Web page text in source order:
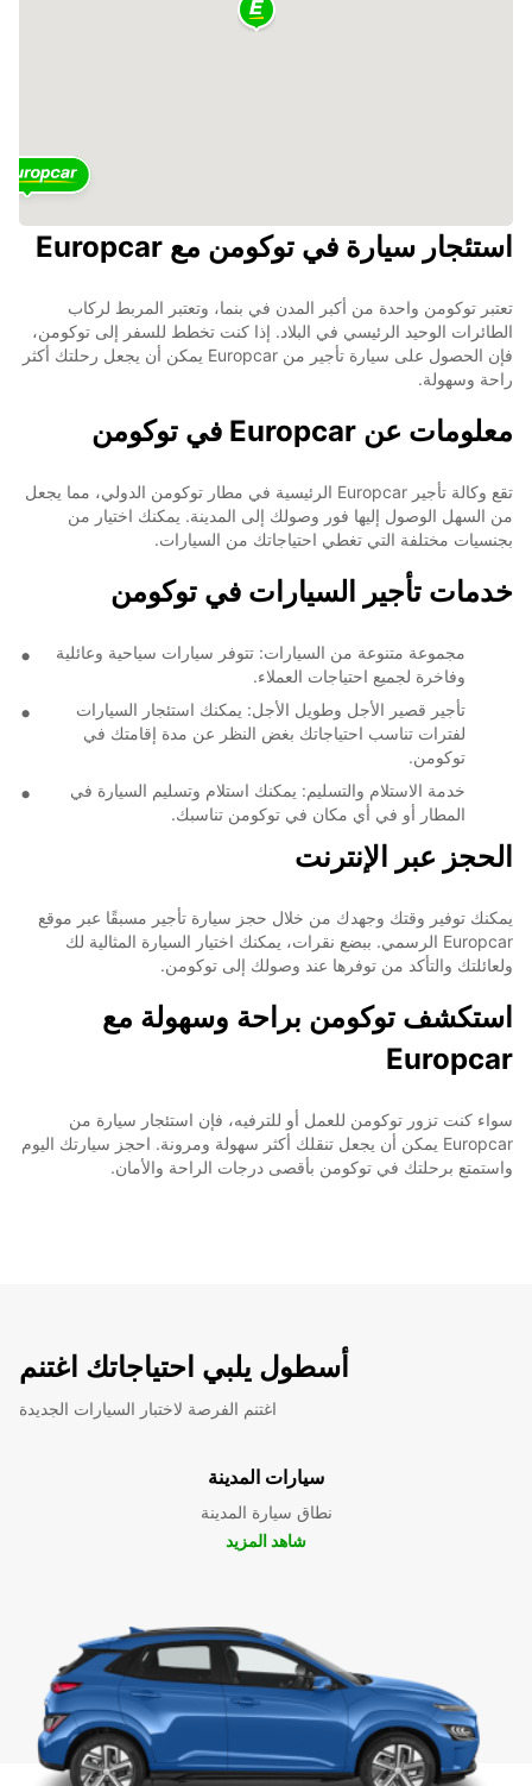
استئجار سيارة في توكومن مع Europcar
تعتبر توكومن واحدة من أكبر المدن في بنما، وتعتبر المربط لركاب
الطائرات الوحيد الرئيسي في البلاد. إذا كنت تخطط للسفر إلى توكومن،
فإن الحصول على سيارة تأجير من Europcar يمكن أن يجعل رحلتك أكثر
راحة وسهولة.
معلومات عن Europcar في توكومن
تقع وكالة تأجير Europcar الرئيسية في مطار توكومن الدولي، مما يجعل
من السهل الوصول إليها فور وصولك إلى المدينة. يمكنك اختيار من
بجنسيات مختلفة التي تغطي احتياجاتك من السيارات.
خدمات تأجير السيارات في توكومن
مجموعة متنوعة من السيارات: تتوفر سيارات سياحية وعائلية
وفاخرة لجميع احتياجات العملاء.
تأجير قصير الأجل وطويل الأجل: يمكنك استئجار السيارات
لفترات تناسب احتياجاتك بغض النظر عن مدة إقامتك في
توكومن.
خدمة الاستلام والتسليم: يمكنك استلام وتسليم السيارة في
المطار أو في أي مكان في توكومن تناسبك.
الحجز عبر الإنترنت
يمكنك توفير وقتك وجهدك من خلال حجز سيارة تأجير مسبقًا عبر موقع
Europcar الرسمي. ببضع نقرات، يمكنك اختيار السيارة المثالية لك
ولعائلتك والتأكد من توفرها عند وصولك إلى توكومن.
استكشف توكومن براحة وسهولة مع
Europcar
سواء كنت تزور توكومن للعمل أو للترفيه، فإن استئجار سيارة من
Europcar يمكن أن يجعل تنقلك أكثر سهولة ومرونة. احجز سيارتك اليوم
واستمتع برحلتك في توكومن بأقصى درجات الراحة والأمان.
أسطول يلبي احتياجاتك اغتنم
اغتنم الفرصة لاختبار السيارات الجديدة
سيارات المدينة
نطاق سيارة المدينة
شاهد المزيد